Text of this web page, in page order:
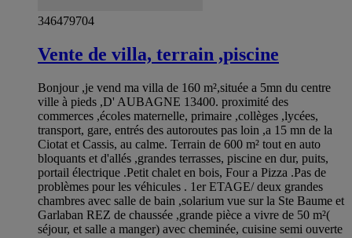
346479704
Vente de villa, terrain ,piscine
Bonjour ,je vend ma villa de 160 m²,située a 5mn du centre
ville à pieds ,D' AUBAGNE 13400. proximité des
commerces ,écoles maternelle, primaire ,collèges ,lycées,
transport, gare, entrés des autoroutes pas loin ,a 15 mn de la
Ciotat et Cassis, au calme. Terrain de 600 m² tout en auto
bloquants et d'allés ,grandes terrasses, piscine en dur, puits,
portail électrique .Petit chalet en bois, Four a Pizza .Pas de
problèmes pour les véhicules . 1er ETAGE/ deux grandes
chambres avec salle de bain ,solarium vue sur la Ste Baume et
Garlaban REZ de chaussée ,grande pièce a vivre de 50 m²(
séjour, et salle a manger) avec cheminée, cuisine semi ouverte